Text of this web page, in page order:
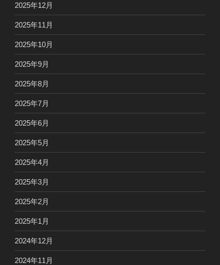
2025年12月
2025年11月
2025年10月
2025年9月
2025年8月
2025年7月
2025年6月
2025年5月
2025年4月
2025年3月
2025年2月
2025年1月
2024年12月
2024年11月